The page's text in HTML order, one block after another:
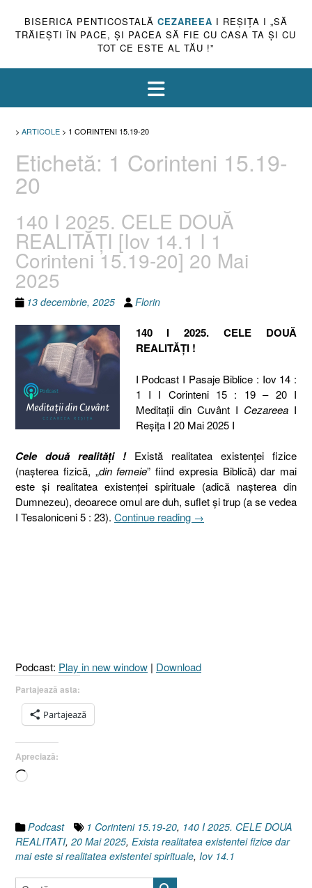
BISERICA PENTICOSTALĂ CEZAREEA I REŞIŢA I „SĂ
TRĂIEŞTI ÎN PACE, ŞI PACEA SĂ FIE CU CASA TA ŞI CU
TOT CE ESTE AL TĂU !”
> ARTICOLE > 1 CORINTENI 15.19-20
Etichetă: 1 Corinteni 15.19-
20
140 I 2025. CELE DOUĂ
REALITĂȚI [Iov 14.1 I 1
Corinteni 15.19-20] 20 Mai
2025
13 decembrie, 2025 Florin
140 I 2025. CELE DOUĂ
REALITĂȚI !
I Podcast I Pasaje Biblice : Iov 14 :
1 I I Corinteni 15 : 19 – 20 I
Meditaţii din Cuvânt I Cezareea I
Reşiţa I 20 Mai 2025 I
Cele două realități !Există realitatea existenței fizice
(nașterea fizică, „din femeie” fiind expresia Biblică) dar mai
este și realitatea existenței spirituale (adică nașterea din
Dumnezeu), deoarece omul are duh, suflet și trup (a se vedea
I Tesaloniceni 5 : 23). Continue reading „140
Corinteni
→
Podcast: Play in new window | Download
Partajează asta:
Partajează
Apreciază:
Încarc...
Podcast 1 Corinteni 15.19-20, 140 I 2025. CELE DOUA
REALITATI, 20 Mai 2025, Exista realitatea existentei fizice dar
mai este si realitatea existentei spirituale, Iov 14.1